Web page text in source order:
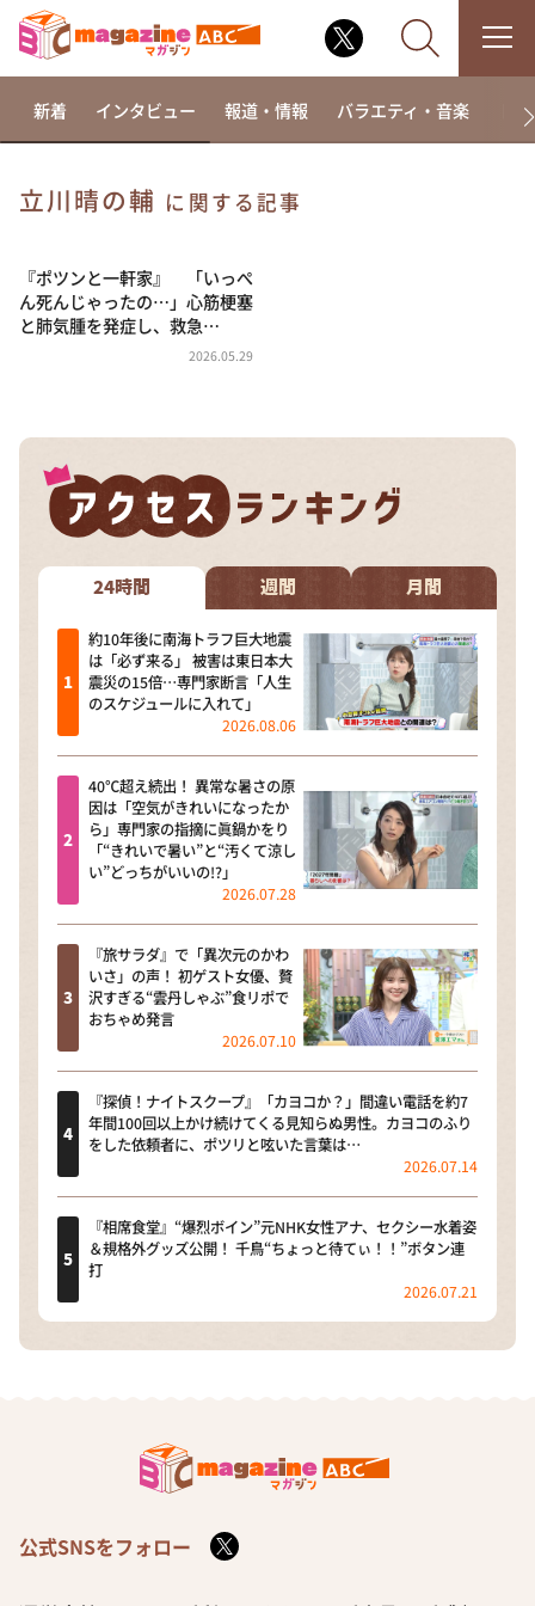
相席食堂
これ余談なんですけど・・・
～人生密着トークバラエティ！～ やすとものいたっ
河合＆A.B.C-Z塚田×福井アナ「なんでやねん！？」
（news おかえり）
DAIGOも台所 ～きょうの献立 何にする？～
本日はダイアンなり！シーズン２
朝だ！生です旅サラダ
教えて！ニュースライブ 正義のミカタ
ＬＩＦＥ～夢のカタチ～
新婚さんいらっしゃい！
ポツンと一軒家
ザキ山小屋本館
ぺこぱのまるスポ
新着 インタビュー 報道・情報 バラエティ・音楽 ド
立川晴の輔 に関する記事
『ポツンと一軒家』 「いっぺ
ん死んじゃったの…」心筋梗塞
と肺気腫を発症し、救急…
2026.05.29
24時間 週間 月間
約10年後に南海トラフ巨大地震
は「必ず来る」 被害は東日本大
震災の15倍…専門家断言「人生
のスケジュールに入れて」
2026.08.06
40℃超え続出！ 異常な暑さの原
因は「空気がきれいになったか
ら」専門家の指摘に眞鍋かをり
「“きれいで暑い”と“汚くて涼し
い”どっちがいいの!?」
2026.07.28
『旅サラダ』で「異次元のかわ
いさ」の声！ 初ゲスト女優、贅
沢すぎる“雲丹しゃぶ”食リポで
おちゃめ発言
2026.07.10
『探偵！ナイトスクープ』「カヨコか？」間違い電話を約7
年間100回以上かけ続けてくる見知らぬ男性。カヨコのふり
をした依頼者に、ポツリと呟いた言葉は…
2026.07.14
『相席食堂』“爆烈ボイン”元NHK女性アナ、セクシー水着姿
＆規格外グッズ公開！ 千鳥“ちょっと待てぃ！！”ボタン連
打
2026.07.21
公式SNSをフォロー